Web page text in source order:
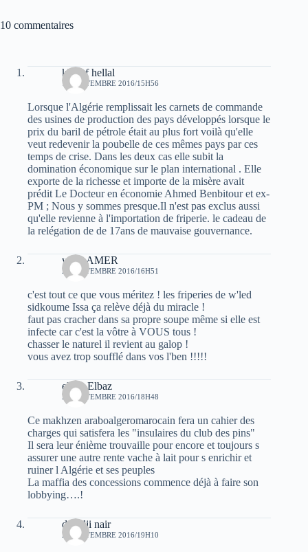
10 commentaires
khelaf hellal
19 SEPTEMBRE 2016/15H56
Lorsque l'Algérie remplissait les carnets de commande
des usines de production des pays développés lorsque le
prix du baril de pétrole était au plus fort voilà qu'elle
veut redevenir la poubelle de ces mêmes pays par ces
temps de crise. Dans les deux cas elle subit la
domination économique sur le plan international . Elle
exporte de la richesse et importe de la misère avait
prédit Le Docteur en économie Ahmed Benbitour et ex-
PM ; Nous y sommes presque.Il n'est pas exclus aussi
qu'elle revienne à l'importation de friperie. le cadeau de
la relégation de de 17ans de mauvaise gouvernance.
veriteAMER
20 SEPTEMBRE 2016/16H51
c'est tout ce que vous méritez ! les friperies de w'led
sidkoume Issa ça relève déjà du miracle !
faut pas cracher dans sa propre soupe même si elle est
infecte car c'est la vôtre à VOUS tous !
chasser le naturel il revient au galop !
vous avez trop soufflé dans vos l'ben !!!!!
elvez Elbaz
20 SEPTEMBRE 2016/18H48
Ce makhzen araboalgeromarocain fera un cahier des
charges qui satisfera les "insulaires du club des pins"
Il sera leur énième trouvaille pour encore et toujours s
assurer une autre rente vache à lait pour s enrichir et
ruiner l Algérie et ses peuples
La maffia des concessions commence déjà à faire son
lobbying….!
deradji nair
20 SEPTEMBRE 2016/19H10